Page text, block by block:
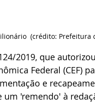
(crédito: Prefeitura
2019, que
Federal (CEF)
e
'remendo' à